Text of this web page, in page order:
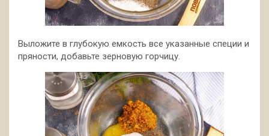
Выложите в глубокую емкость все указанные специи и
пряности, добавьте зерновую горчицу.